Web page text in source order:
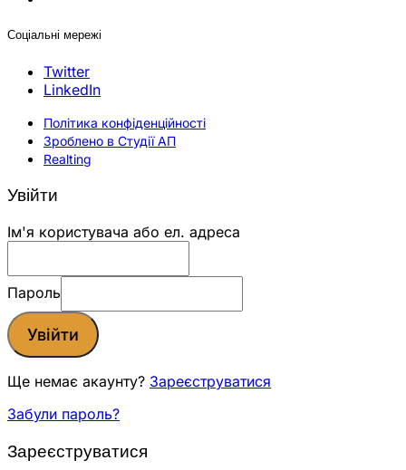
Соціальні мережі
Twitter
LinkedIn
Політика конфіденційності
Зроблено в Студії АП
Realting
Увійти
Ім'я користувача або ел. адреса
Пароль
Увійти
Ще немає акаунту? Зареєструватися
Забули пароль?
Зареєструватися